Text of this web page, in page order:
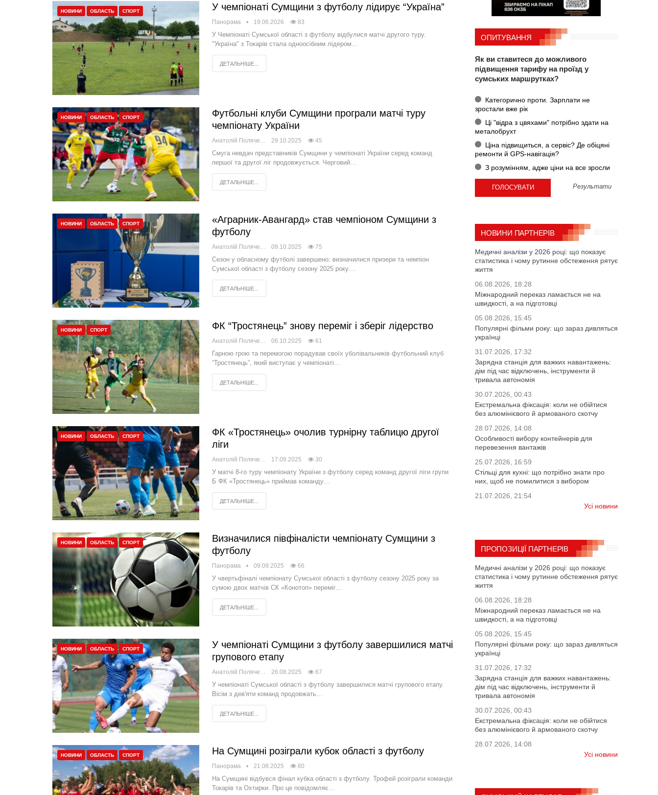
НОВИНИ ОБЛАСТЬ СПОРТ У чемпіонаті Сумщини з футболу лідирує “Україна”
Панорама 19.06.2026 83
У Чемпіонаті Сумської області з футболу відбулися матчі другого туру.
"Україна" з Токарів стала одноосібним лідером…
ДЕТАЛЬНІШЕ...
НОВИНИ ОБЛАСТЬ СПОРТ
Футбольні клуби Сумщини програли матчі туру
чемпіонату України
Анатолій Поляченко 29.10.2025 45
Смуга невдач представників Сумщини у чемпіонаті України серед команд
першої та другої ліг продовжується. Черговий…
ДЕТАЛЬНІШЕ...
НОВИНИ ОБЛАСТЬ СПОРТ
«Аграрник-Авангард» став чемпіоном Сумщини з
футболу
Анатолій Поляченко 09.10.2025 75
Сезон у обласному футболі завершено: визначилися призери та чемпіон
Сумської області з футболу сезону 2025 року.…
ДЕТАЛЬНІШЕ...
НОВИНИ СПОРТ ФК “Тростянець” знову переміг і зберіг лідерство
Анатолій Поляченко 06.10.2025 61
Гарною грою та перемогою порадував своїх уболівальників футбольний клуб
“Тростянець”, який виступає у чемпіонаті…
ДЕТАЛЬНІШЕ...
НОВИНИ ОБЛАСТЬ СПОРТ
ФК «Тростянець» очолив турнірну таблицю другої
ліги
Анатолій Поляченко 17.09.2025 30
У матчі 8-го туру чемпіонату України з футболу серед команд другої ліги групи
Б ФК «Тростянець» приймав команду…
ДЕТАЛЬНІШЕ...
НОВИНИ ОБЛАСТЬ СПОРТ
Визначилися півфіналісти чемпіонату Сумщини з
футболу
Панорама 09.09.2025 66
У чвертьфіналі чемпіонату Сумської області з футболу сезону 2025 року за
сумою двох матчів СК «Конотоп» переміг…
ДЕТАЛЬНІШЕ...
НОВИНИ ОБЛАСТЬ СПОРТ
У чемпіонаті Сумщини з футболу завершилися матчі
групового етапу
Анатолій Поляченко 26.08.2025 67
У чемпіонаті Сумської області з футболу завершилися матчі групового етапу.
Вісім з дев'яти команд продовжать…
ДЕТАЛЬНІШЕ...
НОВИНИ ОБЛАСТЬ СПОРТ На Сумщині розіграли кубок області з футболу
Панорама 21.08.2025 80
На Сумщині відбувся фінал кубка області з футболу. Трофей розіграли команди
Токарів та Охтирки. Про це повідомляє…
ОПИТУВАННЯ
Як ви ставитеся до можливого
підвищення тарифу на проїзд у
сумських маршрутках?
Категорично проти. Зарплати не
зростали вже рік
Ці "відра з цвяхами" потрібно здати на
металобрухт
Ціна підвищиться, а сервіс? Де обіцяні
ремонти й GPS-навігація?
З розумінням, адже ціни на все зросли
Результати
НОВИНИ ПАРТНЕРІВ
Медичні аналізи у 2026 році: що показує
статистика і чому рутинне обстеження рятує
життя
06.08.2026, 18:28
Міжнародний переказ ламається не на
швидкості, а на підготовці
05.08.2026, 15:45
Популярні фільми року: що зараз дивляться
українці
31.07.2026, 17:32
Зарядна станція для важких навантажень:
дім під час відключень, інструменти й
тривала автономія
30.07.2026, 00:43
Екстремальна фіксація: коли не обійтися
без алюмінієвого й армованого скотчу
28.07.2026, 14:08
Особливості вибору контейнерів для
перевезення вантажів
25.07.2026, 16:59
Стільці для кухні: що потрібно знати про
них, щоб не помилитися з вибором
21.07.2026, 21:54
Усі новини
ПРОПОЗИЦІЇ ПАРТНЕРІВ
Медичні аналізи у 2026 році: що показує
статистика і чому рутинне обстеження рятує
життя
06.08.2026, 18:28
Міжнародний переказ ламається не на
швидкості, а на підготовці
05.08.2026, 15:45
Популярні фільми року: що зараз дивляться
українці
31.07.2026, 17:32
Зарядна станція для важких навантажень:
дім під час відключень, інструменти й
тривала автономія
30.07.2026, 00:43
Екстремальна фіксація: коли не обійтися
без алюмінієвого й армованого скотчу
28.07.2026, 14:08
Усі новини